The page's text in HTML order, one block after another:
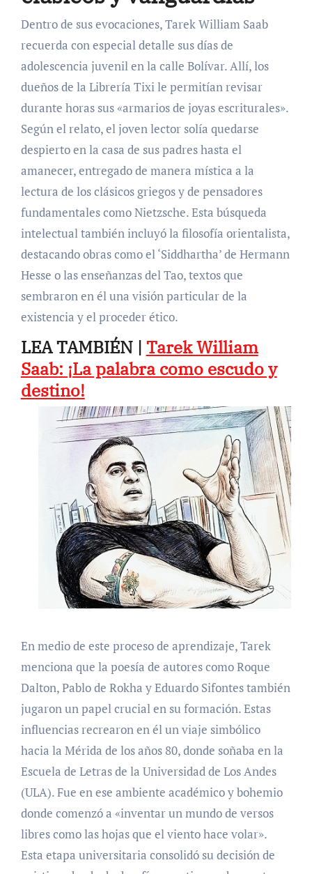
Dentro de sus evocaciones, Tarek William Saab
recuerda con especial detalle sus días de
adolescencia juvenil en la calle Bolívar. Allí, los
dueños de la Librería Tixi le permitían revisar
durante horas sus «armarios de joyas escriturales».
Según el relato, el joven lector solía quedarse
despierto en la casa de sus padres hasta el
amanecer, entregado de manera mística a la
lectura de los clásicos griegos y de pensadores
fundamentales como Nietzsche. Esta búsqueda
intelectual también incluyó la filosofía orientalista,
destacando obras como el ‘Siddhartha’ de Hermann
Hesse o las enseñanzas del Tao, textos que
sembraron en él una visión particular de la
existencia y el proceder ético.
LEA TAMBIÉN | Tarek William
Saab: ¡La palabra como escudo y
destino!
En medio de este proceso de aprendizaje, Tarek
menciona que la poesía de autores como Roque
Dalton, Pablo de Rokha y Eduardo Sifontes también
jugaron un papel crucial en su formación. Estas
influencias recrearon en él un viaje simbólico
hacia la Mérida de los años 80, donde soñaba en la
Escuela de Letras de la Universidad de Los Andes
(ULA). Fue en ese ambiente académico y bohemio
donde comenzó a «inventar un mundo de versos
libres como las hojas que el viento hace volar».
Esta etapa universitaria consolidó su decisión de